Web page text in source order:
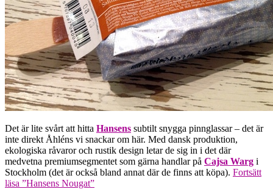
Det är lite svårt att hitta Hansens subtilt snygga pinnglassar – det är
inte direkt Åhléns vi snackar om här. Med dansk produktion,
ekologiska råvaror och rustik design letar de sig in i det där
medvetna premiumsegmentet som gärna handlar på Cajsa Warg i
Stockholm (det är också bland annat där de finns att köpa). Fortsätt
läsa ”Hansens Nougat”